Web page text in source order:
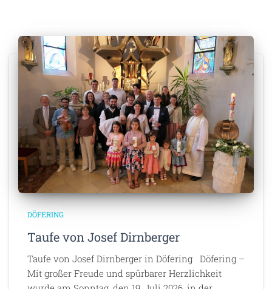
DÖFERING
Taufe von Josef Dirnberger
Taufe von Josef Dirnberger in Döfering Döfering –
Mit großer Freude und spürbarer Herzlichkeit